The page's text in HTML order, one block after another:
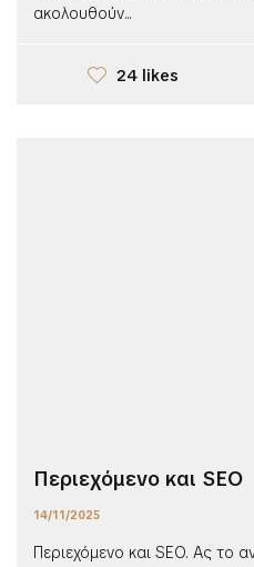
ακολουθούν...
24 likes
Περιεχόμενο και SEO
14/11/2025
Περιεχόμενο και SEO. Ας το